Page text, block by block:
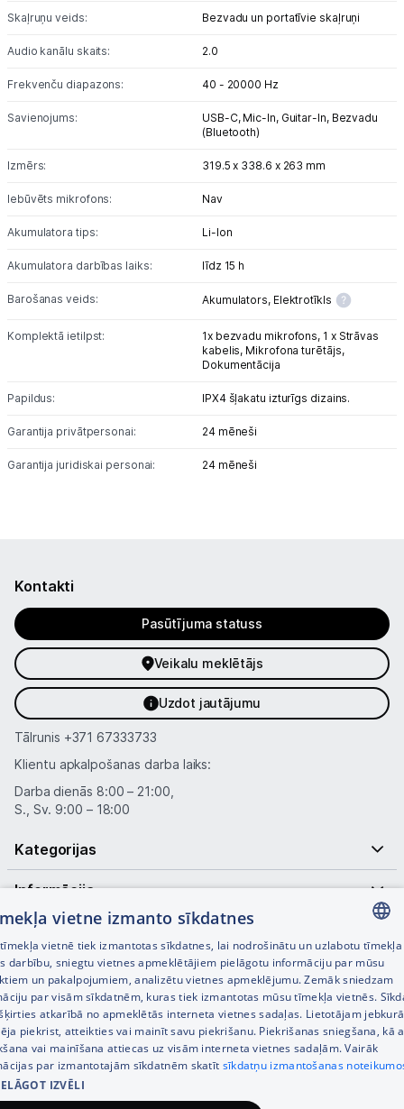
Uzņēmumiem
Kontakti
Skaļruņu veids: Bezvadu un portatīvie skaļruņi
Audio kanālu skaits: 2.0
Frekvenču diapazons: 40 - 20000 Hz
Savienojums: USB-C, Mic-In, Guitar-In, Bezvadu
(Bluetooth)
Izmērs: 319.5 x 338.6 x 263 mm
Iebūvēts mikrofons: Nav
Akumulatora tips: Li-lon
Akumulatora darbības laiks: līdz 15 h
Barošanas veids: Akumulators, Elektrotīkls
Komplektā ietilpst: 1x bezvadu mikrofons, 1 x Strāvas
kabelis, Mikrofona turētājs,
Dokumentācija
Papildus: IPX4 šļakatu izturīgs dizains.
Garantija privātpersonai: 24 mēneši
Garantija juridiskai personai: 24 mēneši
Kontakti
Pasūtījuma statuss
Veikalu meklētājs
Uzdot jautājumu
Tālrunis +371 67333733
Klientu apkalpošanas darba laiks:
Darba dienās 8:00 – 21:00,
S., Sv. 9:00 – 18:00
Kategorijas
Informācija
Noderīgas saites
© SIA Tet 2026 -
LATVIAN
RUSSIAN
ENGLISH
vietne izmanto sīkdatnes
vietnē tiek izmantotas sīkdatnes, lai nodrošinātu un uzlabotu tīmekļa
darbību, sniegtu vietnes apmeklētājiem pielāgotu informāciju par mūsu
un pakalpojumiem, analizētu vietnes apmeklējumu. Zemāk sniedzam
par visām sīkdatnēm, kuras tiek izmantotas mūsu tīmekļa vietnēs.
atkarībā no apmeklētās interneta vietnes sadaļas. Lietotājam
piekrist, atteikties vai mainīt savu piekrišanu. Piekrišanas sniegšana, kā
vai mainīšana attiecas uz visām interneta vietnes sadaļām. Vairāk
par izmantotajām sīkdatnēm skatīt sīkdatņu izmantošanas
IZVĒLI